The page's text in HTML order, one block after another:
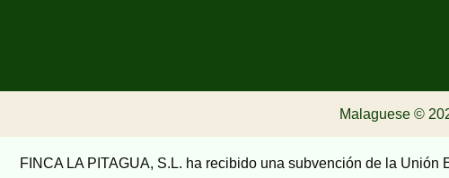
Malaguese ©
FINCA LA PITAGUA, S.L. ha recibido una subvención de la